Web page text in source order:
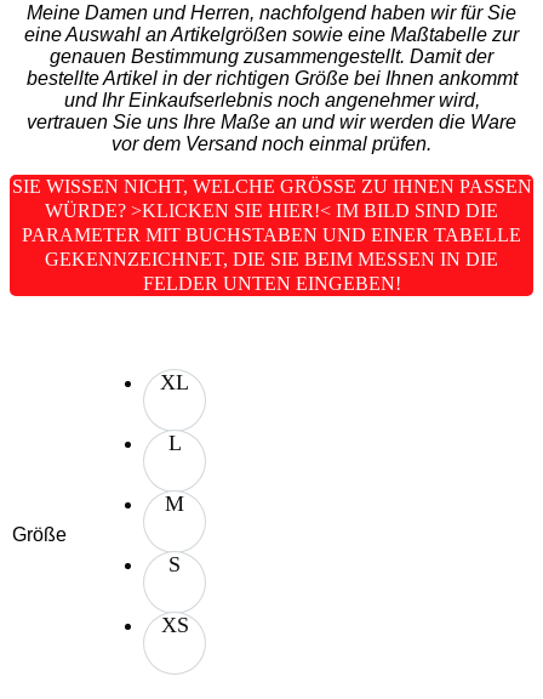
Meine Damen und Herren, nachfolgend haben wir für Sie
eine Auswahl an Artikelgrößen sowie eine Maßtabelle zur
genauen Bestimmung zusammengestellt. Damit der
bestellte Artikel in der richtigen Größe bei Ihnen ankommt
und Ihr Einkaufserlebnis noch angenehmer wird,
vertrauen Sie uns Ihre Maße an und wir werden die Ware
vor dem Versand noch einmal prüfen.
SIE WISSEN NICHT, WELCHE GRÖSSE ZU IHNEN PASSEN W
ÜRDE? >KLICKEN SIE HIER!< IM BILD SIND DIE P
ARAMETER MIT BUCHSTABEN UND EINER TABELLE G
EKENNZEICHNET, DIE SIE BEIM MESSEN IN DIE F
ELDER UNTEN EINGEBEN!
Größe
XL
L
M
S
XS